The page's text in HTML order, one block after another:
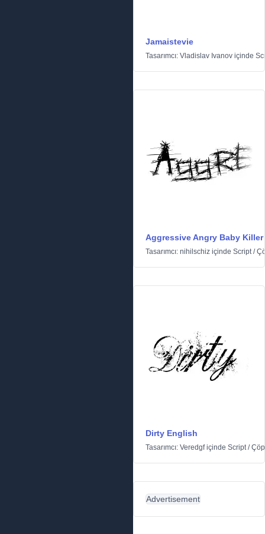
Jamaistevie
Tasarımcı: Vladislav Ivanov içinde
Aggressive Angry Baby Killer
Tasarımcı: nihilschiz içinde Script/
Dirty English
Tasarımcı: Veredgfiçinde Script/Çöp
Advertisement